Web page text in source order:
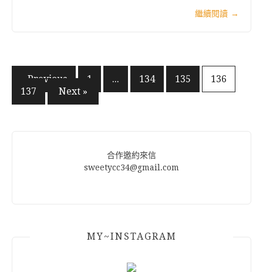
繼續閱讀 →
文
章
« Previous 1 ... 134 135
136
137
Next »
合作邀約來信
sweetycc34@gmail.com
MY~INSTAGRAM